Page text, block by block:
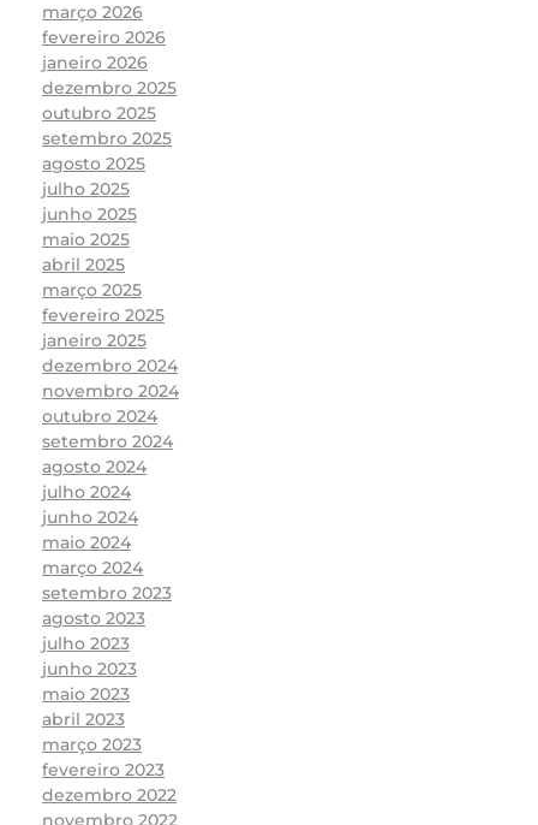
março 2026
fevereiro 2026
janeiro 2026
dezembro 2025
outubro 2025
setembro 2025
agosto 2025
julho 2025
junho 2025
maio 2025
abril 2025
março 2025
fevereiro 2025
janeiro 2025
dezembro 2024
novembro 2024
outubro 2024
setembro 2024
agosto 2024
julho 2024
junho 2024
maio 2024
março 2024
setembro 2023
agosto 2023
julho 2023
junho 2023
maio 2023
abril 2023
março 2023
fevereiro 2023
dezembro 2022